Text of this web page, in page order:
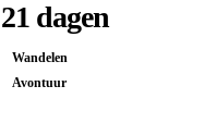
21 dagen
Wandelen
Avontuur